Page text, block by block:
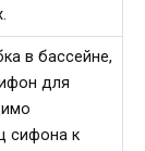
в бассейне,
для
сифона к